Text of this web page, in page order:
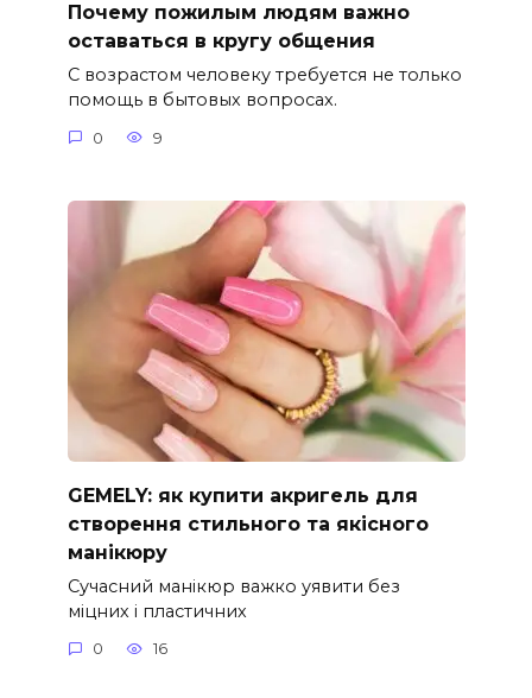
Почему пожилым людям важно
оставаться в кругу общения
С возрастом человеку требуется не только
помощь в бытовых вопросах.
0 9
GEMELY: як купити акригель для
створення стильного та якісного
манікюру
Сучасний манікюр важко уявити без
міцних і пластичних
0 16